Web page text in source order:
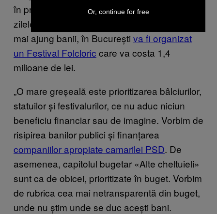
în prima parte a anului. De exemplu, chiar
zilele acestea, când Firea se plânge că nu-i
mai ajung banii, în București va fi organizat
un Festival Folcloric care va costa 1,4
milioane de lei.
„O mare greșeală este prioritizarea bâlciurilor,
statuilor și festivalurilor, ce nu aduc niciun
beneficiu financiar sau de imagine. Vorbim de
risipirea banilor publici și finanțarea
companiilor apropiate camarilei PSD. De
asemenea, capitolul bugetar «Alte cheltuieli»
sunt ca de obicei, prioritizate în buget. Vorbim
de rubrica cea mai netransparentă din buget,
unde nu știm unde se duc acești bani.
Or, continue for free